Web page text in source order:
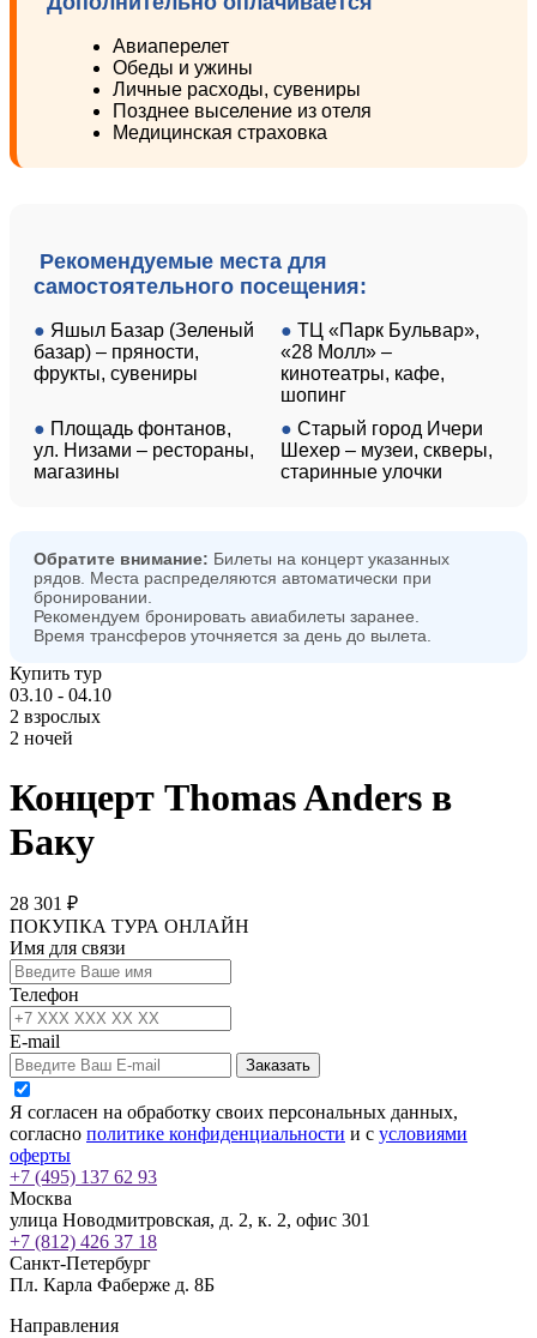
Авиаперелет
Обеды и ужины
Личные расходы, сувениры
Позднее выселение из отеля
Медицинская страховка
Рекомендуемые места для
самостоятельного посещения:
● Яшыл Базар (Зеленый
базар) – пряности,
фрукты, сувениры
● ТЦ «Парк Бульвар»,
«28 Молл» –
кинотеатры, кафе,
шопинг
● Площадь фонтанов,
ул. Низами – рестораны,
магазины
● Старый город Ичери
Шехер – музеи, скверы,
старинные улочки
Обратите внимание: Билеты на концерт указанных
рядов. Места распределяются автоматически при
бронировании.
Рекомендуем бронировать авиабилеты заранее.
Время трансферов уточняется за день до вылета.
Купить тур
03.10 - 04.10
2 взрослых
2 ночей
Концерт Thomas Anders в
Баку
28 301 ₽
ПОКУПКА ТУРА ОНЛАЙН
Имя для связи
Телефон
E-mail
Заказать
Я согласен на обработку своих персональных данных,
согласно политике конфиденциальности и с условиями
оферты
+7 (495) 137 62 93
Москва
улица Новодмитровская, д. 2, к. 2, офис 301
+7 (812) 426 37 18
Санкт-Петербург
Пл. Карла Фаберже д. 8Б
Направления